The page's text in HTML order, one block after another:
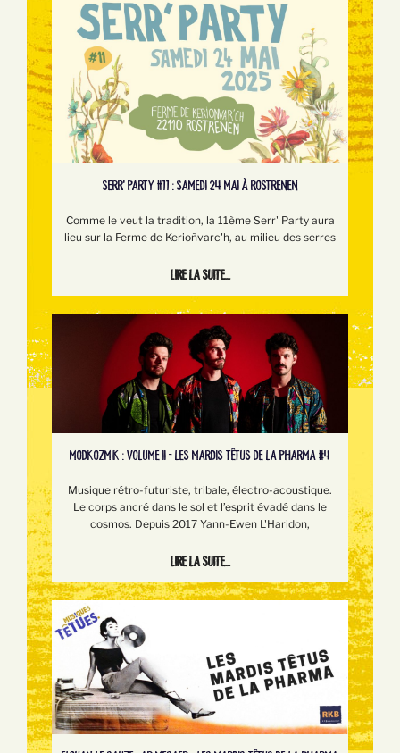
SERR’ PARTY #11 : SAMEDI 24 MAI À ROSTRENEN
Comme le veut la tradition, la 11ème Serr' Party aura
lieu sur la Ferme de Kerioñvarc'h, au milieu des serres
Lire la suite...
MODKOZMIK : VOLUME II - LES MARDIS TÊTUS DE LA PHARMA #4
Musique rétro-futuriste, tribale, électro-acoustique.
Le corps ancré dans le sol et l’esprit évadé dans le
cosmos. Depuis 2017 Yann-Ewen L'Haridon,
Lire la suite...